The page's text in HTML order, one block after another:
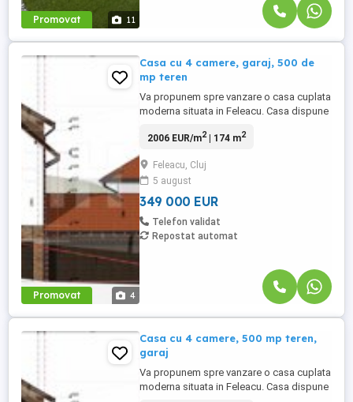
Promovat 11
Promovat 4
Casa cu 4 camere, garaj, 500 de
mp teren
Va propunem spre vanzare o casa cuplata
moderna situata in Feleacu. Casa dispune
structurata pe 2 niveluri P+E: - Parter: living
- Etaj: 3 dormitoare, 2 bai, dressing si hol.
Proprietatea se ofera spre vanzare la
stadiul ...
2006 EUR/m2| 174 m2
Feleacu, Cluj
5 august
349 000 EUR
Telefon validat
Repostat automat
Casa cu 4 camere, 500 mp teren,
garaj
Va propunem spre vanzare o casa cuplata
moderna situata in Feleacu. Casa dispune